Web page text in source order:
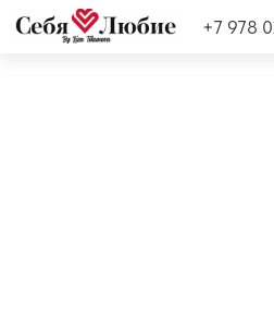
+7 978 025 2545